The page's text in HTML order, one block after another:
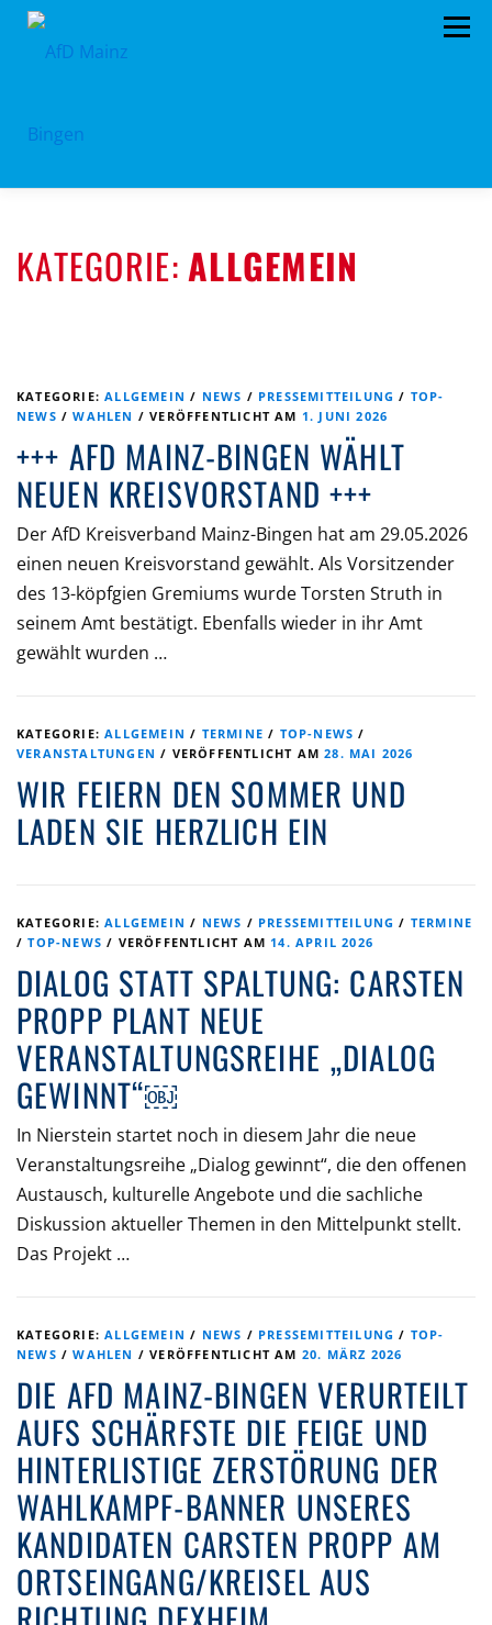
Zum
Menü
PROGRAMM ORGANIGRAMM SPENDEN
KATEGORIE: ALLGEMEIN
KATEGORIE:ALLGEMEIN / NEWS / PRESSEMITTEILUNG / TOP-
NEWS /WAHLEN /VERÖFFENTLICHT AM 1. JUNI 2026
+++ AFD MAINZ-BINGEN WÄHLT
NEUEN KREISVORSTAND +++
Der AfD Kreisverband Mainz-Bingen hat am 29.05.2026
einen neuen Kreisvorstand gewählt. Als Vorsitzender
des 13-köpfgien Gremiums wurde Torsten Struth in
seinem Amt bestätigt. Ebenfalls wieder in ihr Amt
gewählt wurden …
KATEGORIE:ALLGEMEIN / TERMINE / TOP-NEWS /
VERANSTALTUNGEN / VERÖFFENTLICHT AM28. MAI 2026
WIR FEIERN DEN SOMMER UND
LADEN SIE HERZLICH EIN
KATEGORIE:ALLGEMEIN / NEWS / PRESSEMITTEILUNG / TERMINE
/TOP-NEWS / VERÖFFENTLICHT AM 14. APRIL 2026
DIALOG STATT SPALTUNG: CARSTEN
PROPP PLANT NEUE
VERANSTALTUNGSREIHE „DIALOG
GEWINNT“￼
In Nierstein startet noch in diesem Jahr die neue
Veranstaltungsreihe „Dialog gewinnt“, die den offenen
Austausch, kulturelle Angebote und die sachliche
Diskussion aktueller Themen in den Mittelpunkt stellt.
Das Projekt …
KATEGORIE:ALLGEMEIN / NEWS / PRESSEMITTEILUNG / TOP-
NEWS /WAHLEN /VERÖFFENTLICHT AM 20. MÄRZ 2026
DIE AFD MAINZ-BINGEN VERURTEILT
AUFS SCHÄRFSTE DIE FEIGE UND
HINTERLISTIGE ZERSTÖRUNG DER
WAHLKAMPF-BANNER UNSERES
KANDIDATEN CARSTEN PROPP AM
ORTSEINGANG/KREISEL AUS